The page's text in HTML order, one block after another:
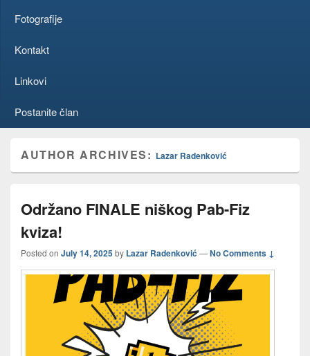
Fotografije
Kontakt
Linkovi
Postanite član
AUTHOR ARCHIVES: Lazar Radenković
Održano FINALE niškog Pab-Fiz
kviza!
Posted on July 14, 2025by Lazar Radenković —No Comments ↓